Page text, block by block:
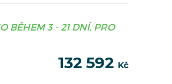
BĚHEM 3 - 21 DNÍ, PRO
132 592 Kč